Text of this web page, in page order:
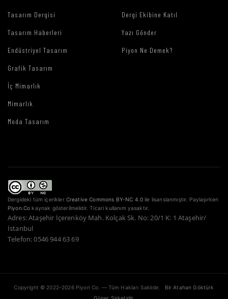
Tasarım Dergisi
Tasarım Haberleri
Endüstriyel Tasarım
Grafik Tasarım
İç Mimarlık
Mimarlık
Moda Tasarım
Dergi Ekibine Katıl
Yazı Gönder
Piyon Ne Demek?
Dergideki tüm içerikler Creative Commons BY-NC 4.0 ile lisanslanmıştır. Paylaşırken
Piyon.Co kaynak gösterilmelidir. Ticari kullanım yasaktır.
Adres: Ataşehir İçerenköy Mah. Kolçak Sk. No: 20/1 K: 1 Ataşehir/
İstanbul
Telefon: 0546 944 63 69
Copyright © 2022–2026 Piyon Co. — Tüm Hakları Saklıdır.
Bir Atahan Göktürk